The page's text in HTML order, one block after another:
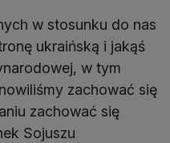
w stosunku do nas
ukraińską i jakąś
w tym
zachować się
zachować się
Sojuszu